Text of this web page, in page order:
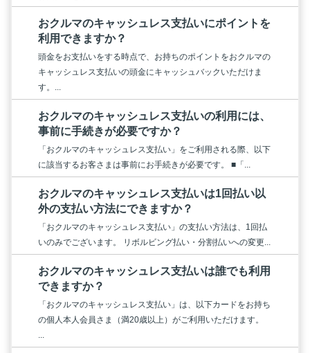
おクルマのキャッシュレス支払いにポイントを
利用できますか？
頭金をお支払いをする時点で、お持ちのポイントをおクルマの
キャッシュレス支払いの頭金にキャッシュバックいただけま
す。...
おクルマのキャッシュレス支払いの利用には、
事前に手続きが必要ですか？
「おクルマのキャッシュレス支払い」をご利用される際、以下
に該当するお客さまは事前にお手続きが必要です。 ■「...
おクルマのキャッシュレス支払いは1回払い以
外の支払い方法にできますか？
「おクルマのキャッシュレス支払い」の支払い方法は、1回払
いのみでございます。 リボルビング払い・分割払いへの変更...
おクルマのキャッシュレス支払いは誰でも利用
できますか？
「おクルマのキャッシュレス支払い」は、以下カードをお持ち
の個人本人会員さま（満20歳以上）がご利用いただけます。